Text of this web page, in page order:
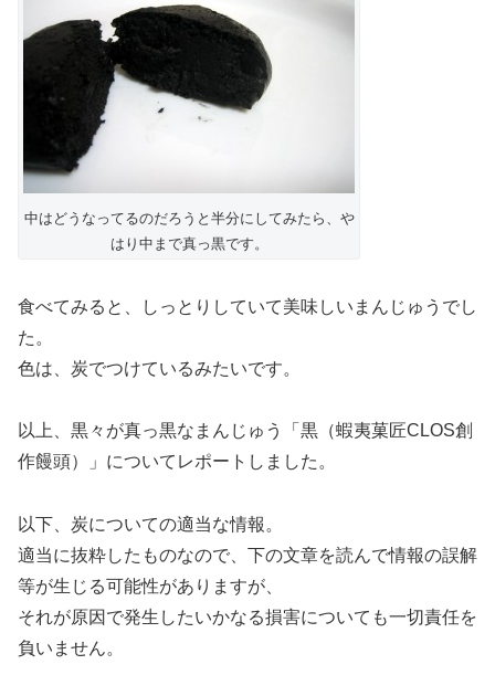
中はどうなってるのだろうと半分にしてみたら、や
はり中まで真っ黒です。
食べてみると、しっとりしていて美味しいまんじゅうでし
た。
色は、炭でつけているみたいです。
以上、黒々が真っ黒なまんじゅう「黒（蝦夷菓匠CLOS創
作饅頭）」についてレポートしました。
以下、炭についての適当な情報。
適当に抜粋したものなので、下の文章を読んで情報の誤解
等が生じる可能性がありますが、
それが原因で発生したいかなる損害についても一切責任を
負いません。